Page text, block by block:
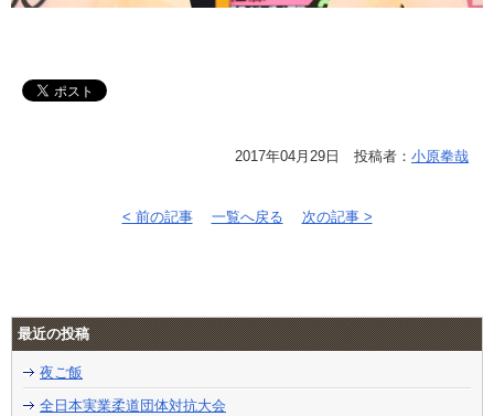
2017年04月29日 投稿者： 小原拳哉
< 前の記事 一覧へ戻る 次の記事 >
最近の投稿
夜ご飯
全日本実業柔道団体対抗大会